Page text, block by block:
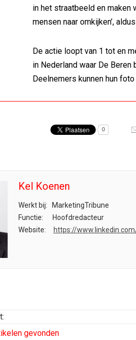
in het straatbeeld en maken
mensen naar omkijken’,
De actie loopt van 1 tot en
in Nederland waar De
Deelnemers kunnen hun
0
Kel Koenen
Werkt bij:
MarketingTribune
Functie:
Hoofdredacteur
Website:
https://
gevonden